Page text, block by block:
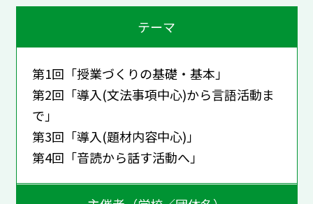
テーマ
第1回「授業づくりの基礎・基本」
第2回「導入(文法事項中心)から言語活動ま
で」
第3回「導入(題材内容中心)」
第4回「音読から話す活動へ」